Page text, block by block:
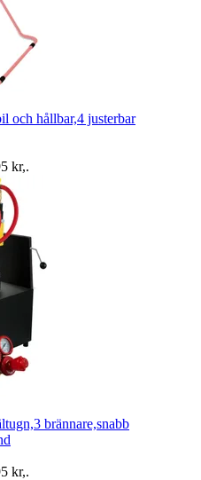
och hållbar,4 justerbar
kr,.
brännare,snabb
kr,.